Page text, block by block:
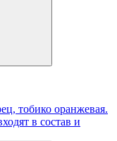
тобико оранжевая.
в состав и